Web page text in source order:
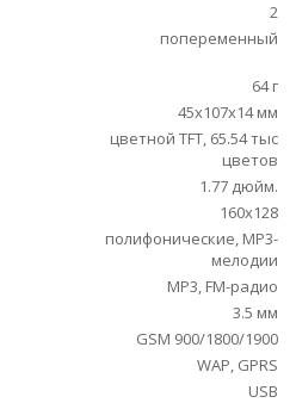
2
попеременный
64 г
45x107x14 мм
цветной TFT, 65.54 тыс
цветов
1.77 дюйм.
160x128
полифонические, MP3-
мелодии
MP3, FM-радио
3.5 мм
GSM 900/1800/1900
WAP, GPRS
USB